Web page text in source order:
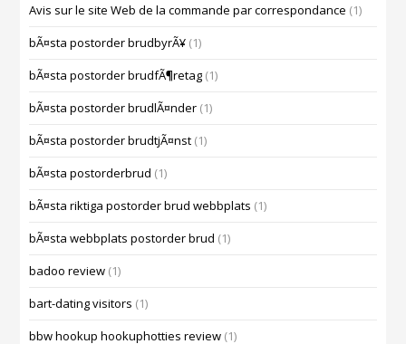
Avis sur le site Web de la commande par correspondance (1)
bÃ¤sta postorder brudbyrÃ¥ (1)
bÃ¤sta postorder brudfÃ¶retag (1)
bÃ¤sta postorder brudlÃ¤nder (1)
bÃ¤sta postorder brudtjÃ¤nst (1)
bÃ¤sta postorderbrud (1)
bÃ¤sta riktiga postorder brud webbplats (1)
bÃ¤sta webbplats postorder brud (1)
badoo review (1)
bart-dating visitors (1)
bbw hookup hookuphotties review (1)